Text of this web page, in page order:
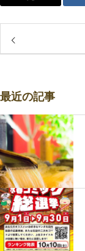
最近の記事